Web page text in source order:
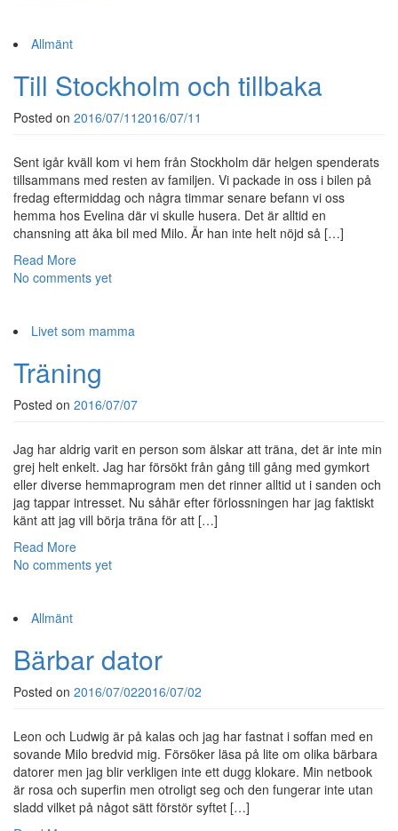
Allmänt
Till Stockholm och tillbaka
Posted on 2016/07/112016/07/11
Sent igår kväll kom vi hem från Stockholm där helgen spenderats
tillsammans med resten av familjen. Vi packade in oss i bilen på
fredag eftermiddag och några timmar senare befann vi oss
hemma hos Evelina där vi skulle husera. Det är alltid en
chansning att åka bil med Milo. Är han inte helt nöjd så […]
Read More
No comments yet
Livet som mamma
Träning
Posted on 2016/07/07
Jag har aldrig varit en person som älskar att träna, det är inte min
grej helt enkelt. Jag har försökt från gång till gång med gymkort
eller diverse hemmaprogram men det rinner alltid ut i sanden och
jag tappar intresset. Nu såhär efter förlossningen har jag faktiskt
känt att jag vill börja träna för att […]
Read More
No comments yet
Allmänt
Bärbar dator
Posted on 2016/07/022016/07/02
Leon och Ludwig är på kalas och jag har fastnat i soffan med en
sovande Milo bredvid mig. Försöker läsa på lite om olika bärbara
datorer men jag blir verkligen inte ett dugg klokare. Min netbook
är rosa och superfin men otroligt seg och den fungerar inte utan
sladd vilket på något sätt förstör syftet […]